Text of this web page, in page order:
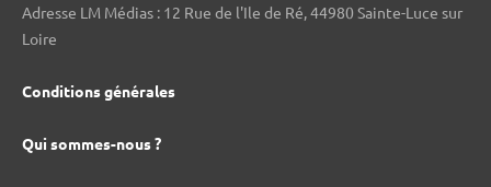
Adresse LM Médias : 12 Rue de l'Ile de Ré, 44980 Sainte-Luce sur
Loire
Conditions générales
Qui sommes-nous ?